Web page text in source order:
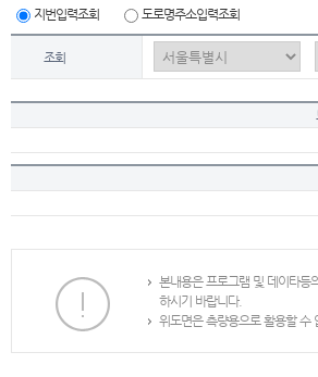
지번입력조회 도로명주소입력조회
조회
본내용은 프로그램 및 데이타등
하시기 바랍니다.
위도면은 측량용으로 활용할 수